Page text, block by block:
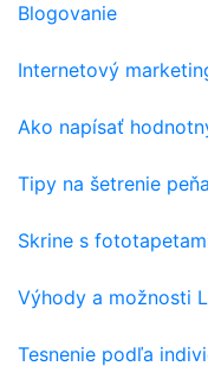
Blogovanie
Internetový
Ako napísať
Tipy na šetrenie
Skrine s
Výhody a možnosti
Tesnenie podľa